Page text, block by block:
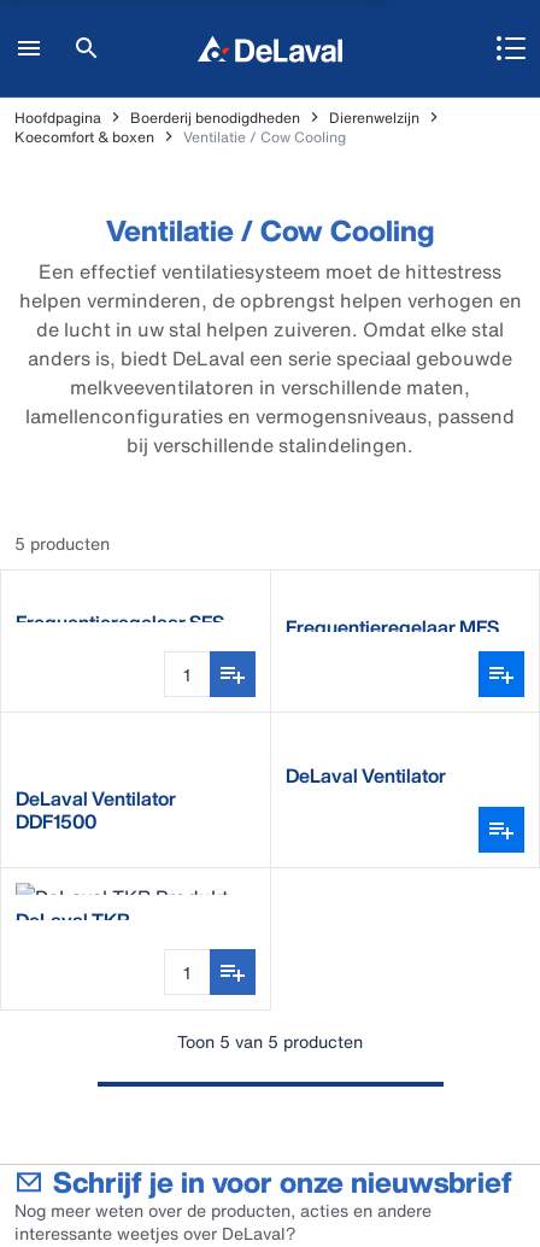
Hoofdpagina Boerderij benodigdheden
Dierenwelzijn
Koecomfort & boxen
Ventilatie / Cow Cooling
Ventilatie / Cow Cooling
Een effectief ventilatiesysteem moet de hittestress
helpen verminderen, de opbrengst helpen verhogen en
de lucht in uw stal helpen zuiveren. Omdat elke stal
anders is, biedt DeLaval een serie speciaal gebouwde
melkveeventilatoren in verschillende maten,
lamellenconfiguraties en vermogensniveaus, passend
bij verschillende stalindelingen.
5 producten
Frequentieregelaar SFS Frequentieregelaar MFS
DeLaval Ventilator
DDF1500
DeLaval Ventilator
DeLaval TKR
Toon 5 van 5 producten
Schrijf je in voor onze nieuwsbrief
Nog meer weten over de producten, acties en andere
interessante weetjes over DeLaval?